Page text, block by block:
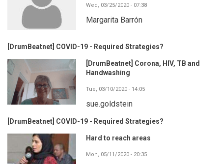
Wed, 03/25/2020 - 07:38
Margarita Barrón
[DrumBeatnet] COVID-19 - Required Strategies?
[DrumBeatnet] Corona, HIV, TB and
Handwashing
Tue, 03/10/2020 - 14:05
sue.goldstein
[DrumBeatnet] COVID-19 - Required Strategies?
Hard to reach areas
Mon, 05/11/2020 - 20:35